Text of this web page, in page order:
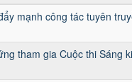
mạnh công tác tuyên
tham gia Cuộc thi Sáng